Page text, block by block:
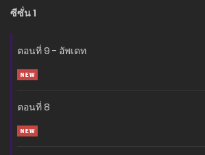
อ่านเรื่องนี้ก่อนใครได้ที่ MANGA-LC.NET เท่านั้น!
ซีซั่น 1
ตอนที่ 9 - อัพเดท
ตอนที่ 8